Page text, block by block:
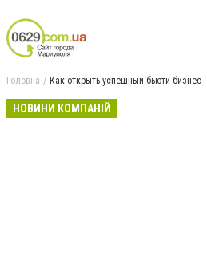
Головна Как открыть успешный бьюти-бизнес
НОВИНИ КОМПАНІЙ